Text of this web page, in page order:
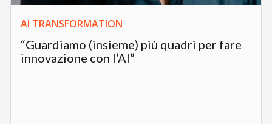
AI TRANSFORMATION
“Guardiamo (insieme) più quadri per fare
innovazione con l’AI”